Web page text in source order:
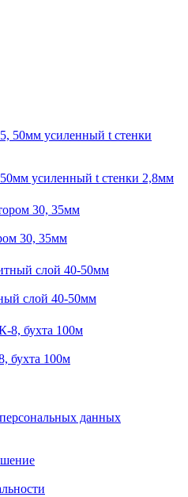
усиленный t стенки 2,8мм
30, 35мм
слой 40-50мм
бухта 100м
данных